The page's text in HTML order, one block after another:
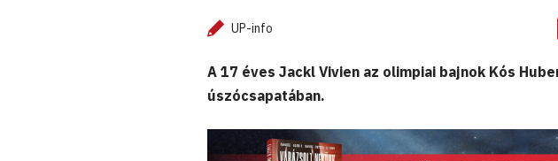
UP-info
A 17 éves Jackl Vivien az olimpiai bajnok Kós
úszócsapatában.